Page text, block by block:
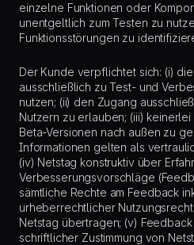
einzelne Funktionen oder
unentgeltlich zum Testen zu
Funktionsstörungen zu
Der Kunde verpflichtet sich: (i)
ausschließlich zu Test- und
nutzen; (ii) den Zugang
Nutzern zu erlauben; (iii)
Beta-Versionen nach außen zu
Informationen gelten als
(iv) Netstag konstruktiv über
Verbesserungsvorschläge
sämtliche Rechte am Feedback
urheberrechtlicher
Netstag übertragen; (v)
schriftlicher Zustimmung von